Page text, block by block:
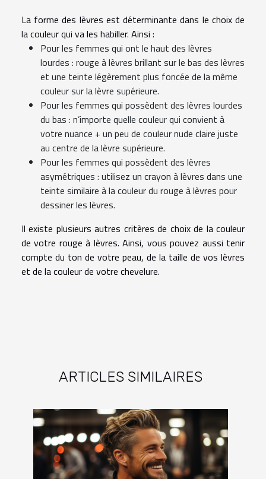
La forme des lèvres est déterminante dans le choix de
la couleur qui va les habiller. Ainsi :
Pour les femmes qui ont le haut des lèvres
lourdes : rouge à lèvres brillant sur le bas des lèvres
et une teinte légèrement plus foncée de la même
couleur sur la lèvre supérieure.
Pour les femmes qui possèdent des lèvres lourdes
du bas : n’importe quelle couleur qui convient à
votre nuance + un peu de couleur nude claire juste
au centre de la lèvre supérieure.
Pour les femmes qui possèdent des lèvres
asymétriques : utilisez un crayon à lèvres dans une
teinte similaire à la couleur du rouge à lèvres pour
dessiner les lèvres.
Il existe plusieurs autres critères de choix de la couleur
de votre rouge à lèvres. Ainsi, vous pouvez aussi tenir
compte du ton de votre peau, de la taille de vos lèvres
et de la couleur de votre chevelure.
ARTICLES SIMILAIRES